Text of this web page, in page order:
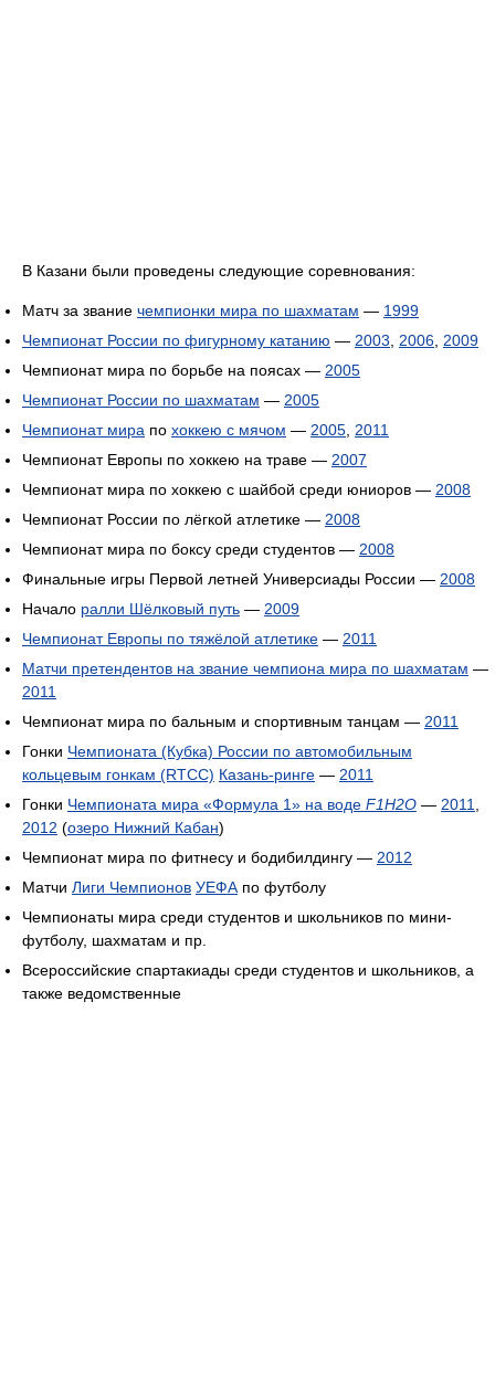
В Казани были проведены следующие соревнования:
Матч за звание чемпионки мира по шахматам — 1999
Чемпионат России по фигурному катанию — 2003 2006 2009
Чемпионат мира по борьбе на поясах — 2005
Чемпионат России по шахматам — 2005
Чемпионат мира по хоккею с мячом — 2005 2011
Чемпионат Европы по хоккею на траве — 2007
Чемпионат мира по хоккею с шайбой среди юниоров — 2008
Чемпионат России по лёгкой атлетике — 2008
Чемпионат мира по боксу среди студентов — 2008
Финальные игры Первой летней Универсиады России — 2008
Начало ралли Шёлковый путь — 2009
Чемпионат Европы по тяжёлой атлетике — 2011
Матчи претендентов на звание чемпиона мира по шахматам —
2011
Чемпионат мира по бальным и спортивным танцам — 2011
Гонки Чемпионата (Кубка) России по автомобильным
кольцевым гонкам (RTCC) Казань-ринге — 2011
Гонки Чемпионата мира «Формула 1» на воде F1H2O — 2011
2012 (озеро Нижний Кабан)
Чемпионат мира по фитнесу и бодибилдингу — 2012
Матчи Лиги Чемпионов УЕФА по футболу
Чемпионаты мира среди студентов и школьников по мини-
футболу, шахматам и пр.
Всероссийские спартакиады среди студентов и школьников, а
также ведомственные